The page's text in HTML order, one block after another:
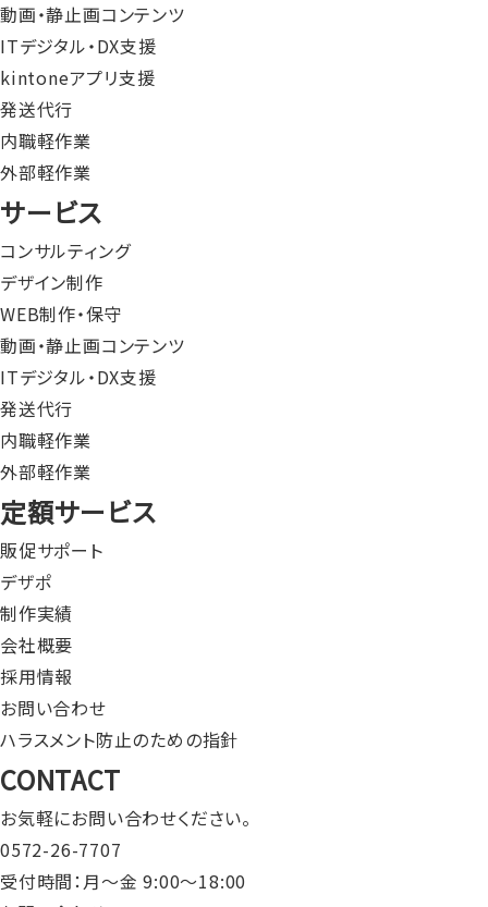
動画・静止画コンテンツ
ITデジタル・DX支援
kintoneアプリ支援
発送代行
内職軽作業
外部軽作業
サービス
コンサルティング
デザイン制作
WEB制作・保守
動画・静止画コンテンツ
ITデジタル・DX支援
発送代行
内職軽作業
外部軽作業
定額サービス
販促サポート
デザポ
制作実績
会社概要
採用情報
お問い合わせ
ハラスメント防止のための指針
CONTACT
お気軽にお問い合わせください。
0572-26-7707
受付時間：月～金 9:00〜18:00